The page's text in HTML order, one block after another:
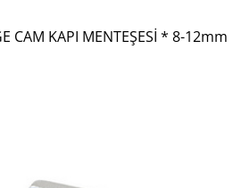
CAM KAPI MENTEŞESİ * 8-12mm